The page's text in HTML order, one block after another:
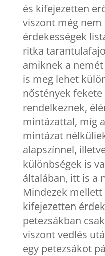
és kifejezetten
viszont még nem
érdekességek
ritka
amiknek a
is meg lehet
nőstények
rendelkeznek,
mintázattal, míg
mintázat
alapszínnel,
különbségek is
általában, itt is a
Mindezek
kifejezetten
petezsákban
viszont vedlés
egy petezsákot